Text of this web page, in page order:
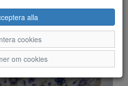
alla
cookies
om cookies